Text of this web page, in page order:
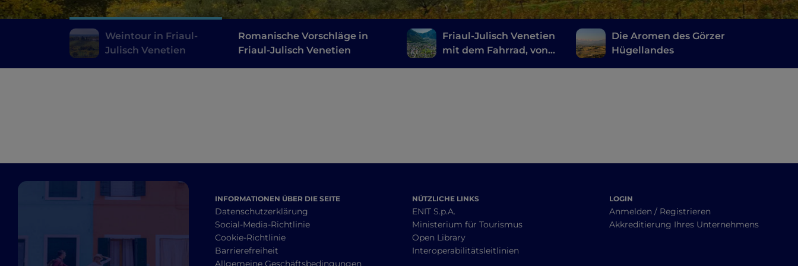
Weintour in Friaul-
Julisch Venetien
Romanische Vorschläge in
Friaul-Julisch Venetien
Friaul-Julisch Venetien
mit dem Fahrrad, von
Die Aromen des Görzer
Hügellandes
INFORMATIONEN ÜBER DIE SEITE
Datenschutzerklärung
Social-Media-Richtlinie
Cookie-Richtlinie
Barrierefreiheit
Allgemeine Geschäftsbedingungen
NÜTZLICHE LINKS
ENIT S.p.A.
Ministerium für Tourismus
Open Library
Interoperabilitätsleitlinien
LOGIN
Anmelden / Registrieren
Akkreditierung Ihres Unternehmens